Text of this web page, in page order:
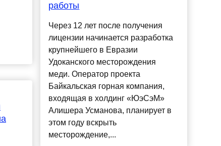
работы
Через 12 лет после получения
лицензии начинается разработка
крупнейшего в Евразии
Удоканского месторождения
меди. Оператор проекта
Байкальская горная компания,
входящая в холдинг «ЮэСэМ»
Алишера Усманова, планирует в
этом году вскрыть
месторождение,...